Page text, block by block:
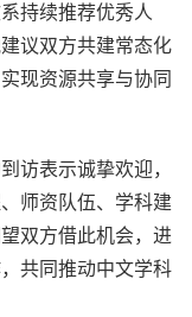
持续推荐优秀人
议双方共建常态化
现资源共享与协同
访表示诚挚欢迎，
师资队伍、学科建
双方借此机会，进
共同推动中文学科